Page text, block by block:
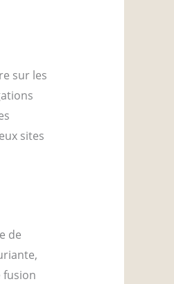
sur les
sites
de
fusion